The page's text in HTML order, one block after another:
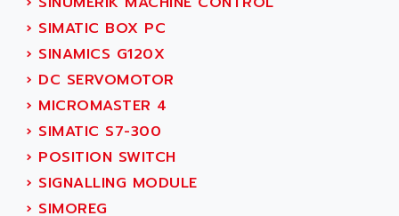
DIGITAX
BUC
RAC3
PANELVIEW 550
AC SERVO
AXODYN
SMD
8200 VECTOR
AMKASYN
AMP
AMP DISPLAY
AMPEREX
AMPEX
AMPHENOL
AMPIRE
AMPLICON
› SIMATIC BOX PC
› SINAMICS G120X
› DC SERVOMOTOR
› MICROMASTER 4
› SIMATIC S7-300
› POSITION SWITCH
› SIGNALLING MODULE
› SIMOREG